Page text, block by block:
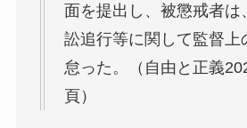
面を提出し、被懲戒者は
訟追行等に関して監督上
怠った。（自由と正義
頁）